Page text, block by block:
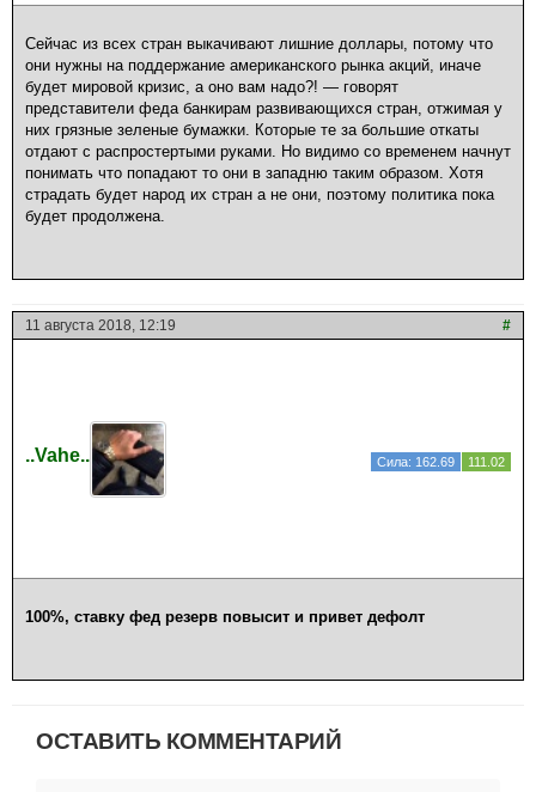
Сейчас из всех стран выкачивают лишние доллары, потому что
они нужны на поддержание американского рынка акций, иначе
будет мировой кризис, а оно вам надо?! — говорят
представители феда банкирам развивающихся стран, отжимая у
них грязные зеленые бумажки. Которые те за большие откаты
отдают с распростертыми руками. Но видимо со временем начнут
понимать что попадают то они в западню таким образом. Хотя
страдать будет народ их стран а не они, поэтому политика пока
будет продолжена.
11 августа 2018, 12:19 #
..Vahe.. Сила: 162.69 111.02
100%, ставку фед резерв повысит и привет дефолт
ОСТАВИТЬ КОММЕНТАРИЙ